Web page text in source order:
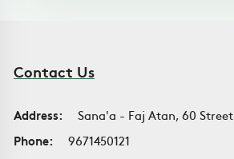
Contact Us
Address:
Sana'a - Faj Atan, 60 Street
Phone:
9671450121